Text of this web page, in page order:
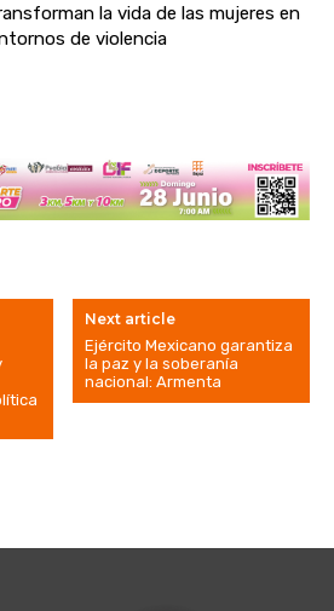
la vida de las mujeres en
de violencia
Next article
Ejército Mexicano garantiza
la paz y la soberanía
nacional: Armenta